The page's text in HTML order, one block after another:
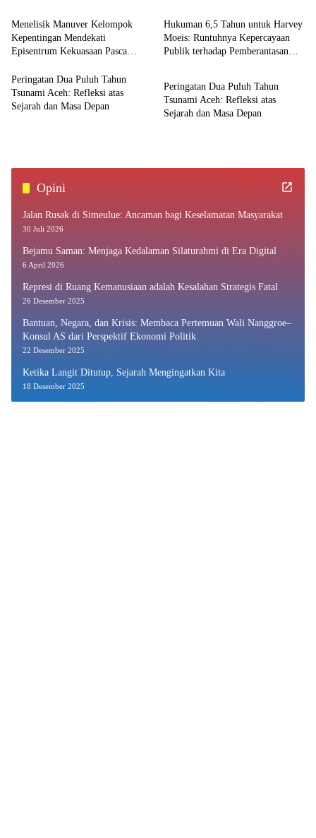
Menelisik Manuver Kelompok
Kepentingan Mendekati
Episentrum Kekuasaan Pasca
Hukuman 6,5 Tahun untuk Harvey
Moeis: Runtuhnya Kepercayaan
Publik terhadap Pemberantasan
Peringatan Dua Puluh Tahun
Tsunami Aceh: Refleksi atas
Sejarah dan Masa Depan
Editorial
Peringatan Dua Puluh Tahun
Tsunami Aceh: Refleksi atas
Sejarah dan Masa Depan
Opini
Jalan Rusak di Simeulue: Ancaman bagi Keselamatan Masyarakat
30 Juli 2026
Bejamu Saman: Menjaga Kedalaman Silaturahmi di Era Digital
6 April 2026
Represi di Ruang Kemanusiaan adalah Kesalahan Strategis Fatal
26 Desember 2025
Bantuan, Negara, dan Krisis: Membaca Pertemuan Wali Nanggroe–
Konsul AS dari Perspektif Ekonomi Politik
22 Desember 2025
Ketika Langit Ditutup, Sejarah Mengingatkan Kita
18 Desember 2025